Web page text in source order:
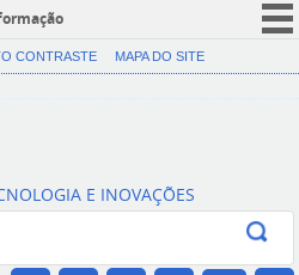
CORONAVÍRUS (COVID-19)
Canais
CONTRASTE MAPA DO SITE
E INOVAÇÕES